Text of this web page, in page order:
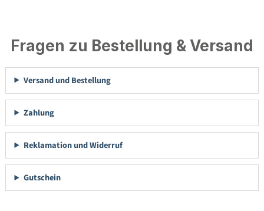
Fragen zu Bestellung & Versand
Versand und Bestellung
Zahlung
Reklamation und Widerruf
Gutschein